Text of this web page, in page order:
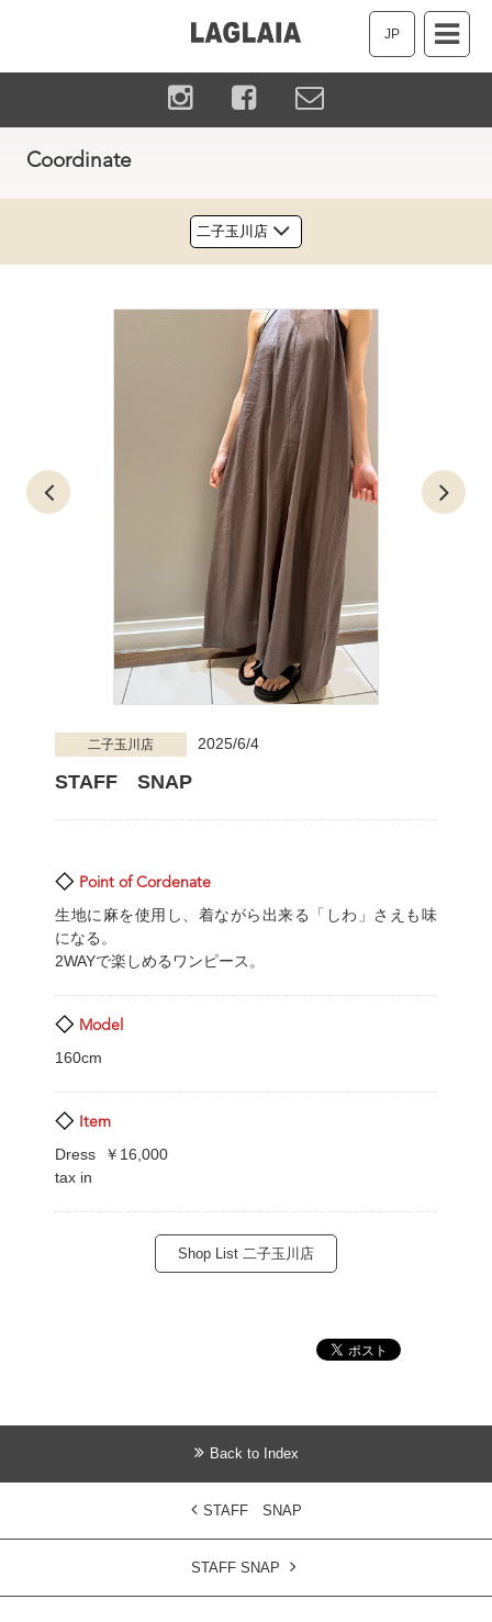
JP
Coordinate
二子玉川店 2025/6/4
STAFF SNAP
Point of Cordenate
生地に麻を使用し、着ながら出来る「しわ」さえも味
になる。
2WAYで楽しめるワンピース。
Model
160cm
Item
Dress ￥16,000
tax in
Shop List 二子玉川店
Back to Index
STAFF SNAP
STAFF SNAP